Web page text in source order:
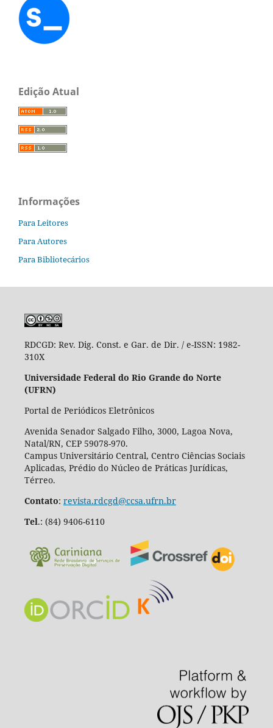
Edição Atual
Informações
Para Leitores
Para Autores
Para Bibliotecários
RDCGD: Rev. Dig. Const. e Gar. de Dir. / e-ISSN: 1982-
310X
Universidade Federal do Rio Grande do Norte
(UFRN)
Portal de Periódicos Eletrônicos
Avenida Senador Salgado Filho, 3000, Lagoa Nova,
Natal/RN, CEP 59078-970.
Campus Universitário Central, Centro Ciências Sociais
Aplicadas, Prédio do Núcleo de Práticas Jurídicas,
Térreo.
Contato: revista.rdcgd@ccsa.ufrn.br
Tel.: (84) 9406-6110